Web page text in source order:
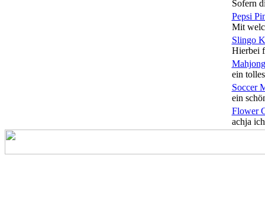
Sofern
Pepsi
Mit
Slingo
Hierbei
ein
Soccer
ein
Flower
achja